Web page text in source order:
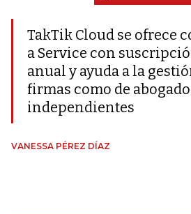
TakTik Cloud se ofrece
a Service con
anual y ayuda a la
firmas como de
independientes
VANESSA PÉREZ DÍAZ